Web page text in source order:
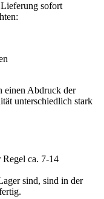
sofort
einen Abdruck der
unterschiedlich stark
ca. 7-14
sind, sind in der